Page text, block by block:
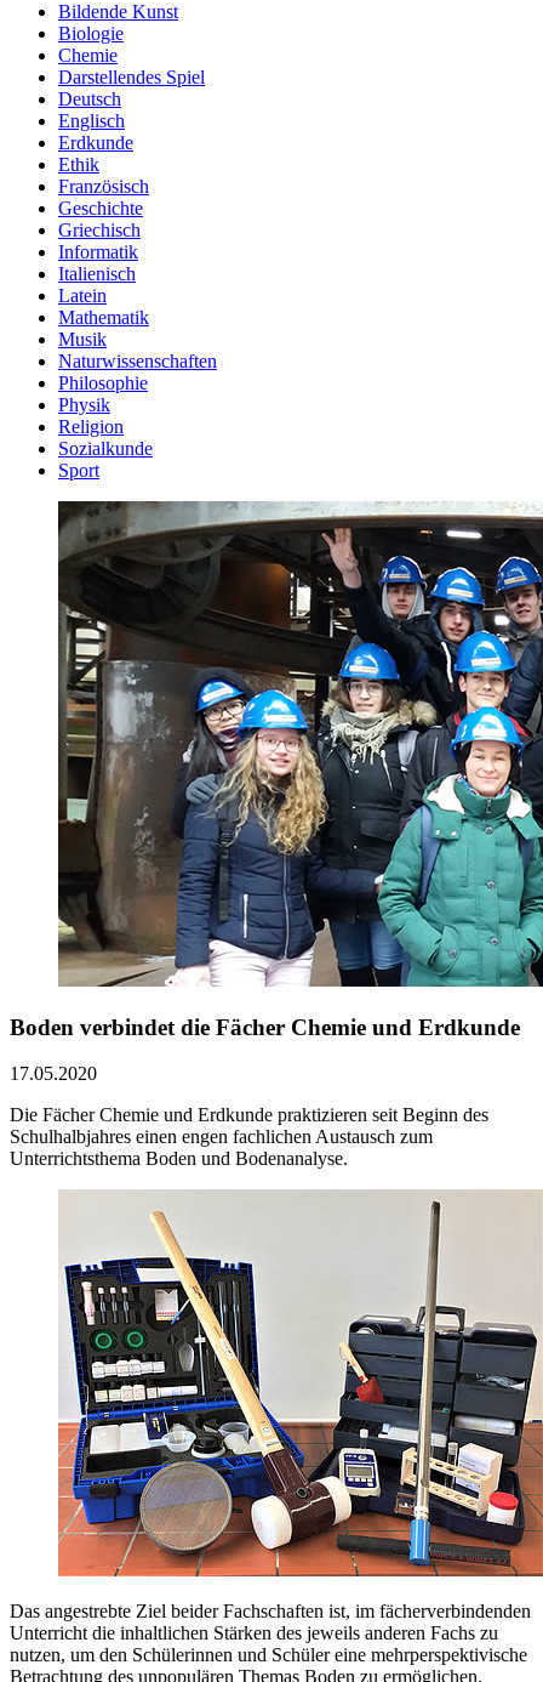
Bildende Kunst
Biologie
Chemie
Darstellendes Spiel
Deutsch
Englisch
Erdkunde
Ethik
Französisch
Geschichte
Griechisch
Informatik
Italienisch
Latein
Mathematik
Musik
Naturwissenschaften
Philosophie
Physik
Religion
Sozialkunde
Sport
Boden verbindet die Fächer Chemie und Erdkunde
17.05.2020
Die Fächer Chemie und Erdkunde praktizieren seit Beginn des
Schulhalbjahres einen engen fachlichen Austausch zum
Unterrichtsthema Boden und Bodenanalyse.
Das angestrebte Ziel beider Fachschaften ist, im fächerverbindenden
Unterricht die inhaltlichen Stärken des jeweils anderen Fachs zu
nutzen, um den Schülerinnen und Schüler eine mehrperspektivische
Betrachtung des unpopulären Themas Boden zu ermöglichen.